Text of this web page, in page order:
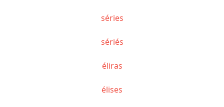
séries
sériés
éliras
élises